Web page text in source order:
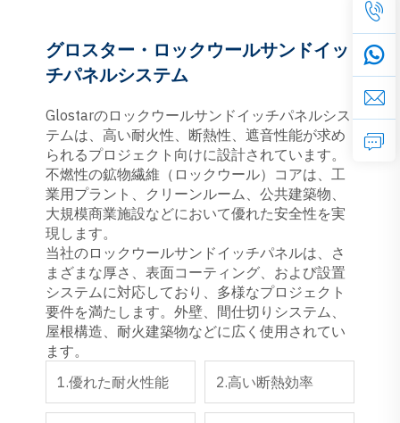
グロスター・ロックウールサンドイッ
チパネルシステム
Glostarのロックウールサンドイッチパネルシス
テムは、高い耐火性、断熱性、遮音性能が求め
られるプロジェクト向けに設計されています。
不燃性の鉱物繊維（ロックウール）コアは、工
業用プラント、クリーンルーム、公共建築物、
大規模商業施設などにおいて優れた安全性を実
現します。
当社のロックウールサンドイッチパネルは、さ
まざまな厚さ、表面コーティング、および設置
システムに対応しており、多様なプロジェクト
要件を満たします。外壁、間仕切りシステム、
屋根構造、耐火建築物などに広く使用されてい
ます。
1.優れた耐火性能
2.高い断熱効率